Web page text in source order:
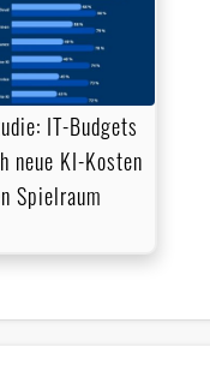
IT-Budgets
neue KI-Kosten
Spielraum